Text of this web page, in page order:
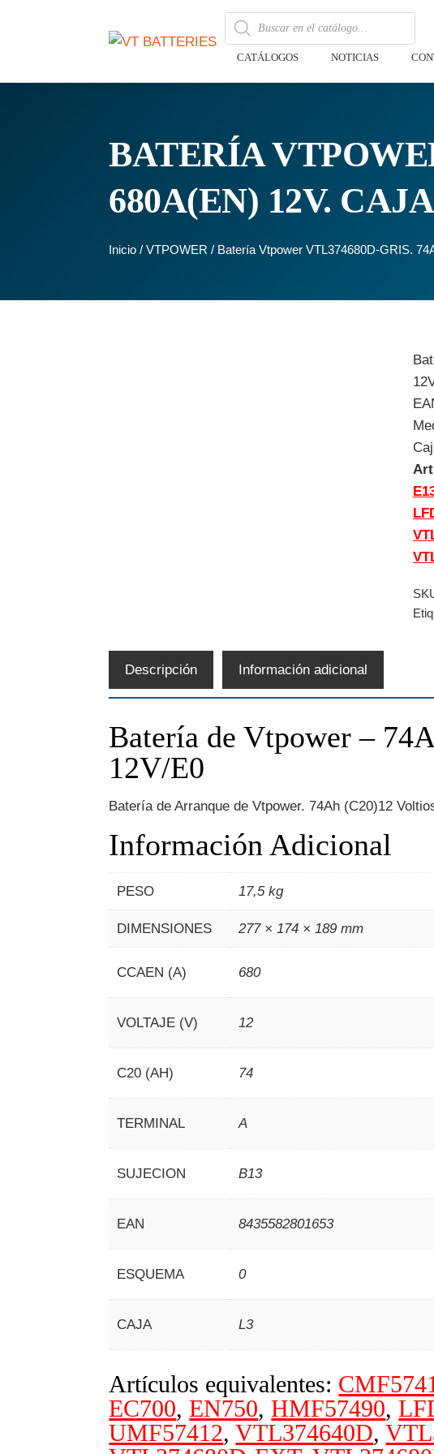
CATÁLOGOS NOTICIAS
BATERÍA
680A(EN) 12V.
Inicio /VTPOWER / Batería Vtpower VTL374680D-GRIS.
Descripción Información adicional
Batería de Vtpower –
12V/E0
Batería de Arranque de Vtpower. 74Ah (C20)12
Información Adicional
PESO 17,5 kg
DIMENSIONES 277 × 174 × 189 mm
CCAEN (A) 680
VOLTAJE (V) 12
C20 (AH) 74
TERMINAL A
SUJECION B13
EAN 8435582801653
ESQUEMA 0
CAJA L3
Artículos equivalentes:
EC700,EN750,HMF57490,
UMF57412,VTL374640D,